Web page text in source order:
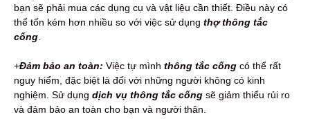
bạn sẽ phải mua các dụng cụ và vật liệu cần thiết. Điều này có
thể tốn kém hơn nhiều so với việc sử dụng thợ thông tắc
cống.
+Đảm bảo an toàn: Việc tự mình thông tắc cống có thể rất
nguy hiểm, đặc biệt là đối với những người không có kinh
nghiệm. Sử dụng dịch vụ thông tắc cống sẽ giảm thiểu rủi ro
và đảm bảo an toàn cho bạn và người thân.